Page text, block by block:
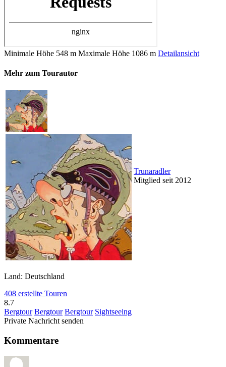
Minimale Höhe 548 m Maximale Höhe 1086 m Detailansicht
Mehr zum Tourautor
Trunaradler
Mitglied seit 2012
Land: Deutschland
408 erstellte Touren
8.7
Bergtour Bergtour Bergtour Sightseeing
Private Nachricht senden
Kommentare